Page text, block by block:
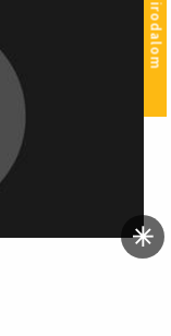
irodalom